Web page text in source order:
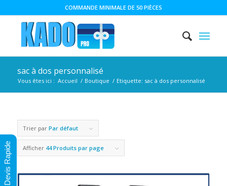
COMMANDE MINIMALE DE 50 PIÈCES
sac à dos personnalisé
Vous êtes ici : Accueil / Boutique / Etiquette: sac à dos personnalisé
Trier par Par défaut
Afficher 44 Produits par page
Devis Rapide